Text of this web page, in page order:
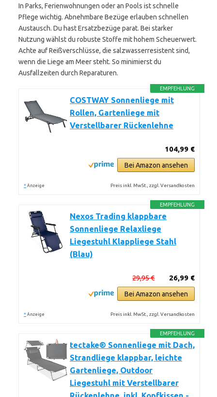
In Parks, Ferienwohnungen oder an Pools ist schnelle
Pflege wichtig. Abnehmbare Bezüge erlauben schnellen
Austausch. Du hast Ersatzbezüge parat. Bei starker
Nutzung wählst du robuste Stoffe mit hohem Scheuerwert.
Achte auf Reißverschlüsse, die salzwasserresistent sind,
wenn die Liege am Meer steht. So minimierst du
Ausfallzeiten durch Reparaturen.
EMPFEHLUNG
COSTWAY Sonnenliege mit
Rollen, Gartenliege mit
Verstellbarer Rückenlehne
104,99 €
Bei Amazon ansehen
* Anzeige Preis inkl. MwSt., zzgl. Versandkosten
EMPFEHLUNG
Nexos Trading klappbare
Sonnenliege Relaxliege
Liegestuhl Klappliege Stahl
(Blau)
26,99 €
29,95 €
Bei Amazon ansehen
* Anzeige Preis inkl. MwSt., zzgl. Versandkosten
EMPFEHLUNG
tectake® Sonnenliege mit Dach,
Strandliege klappbar, leichte
Gartenliege, Outdoor
Liegestuhl mit Verstellbarer